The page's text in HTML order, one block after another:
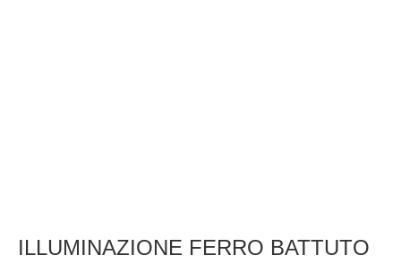
ILLUMINAZIONE FERRO BATTUTO